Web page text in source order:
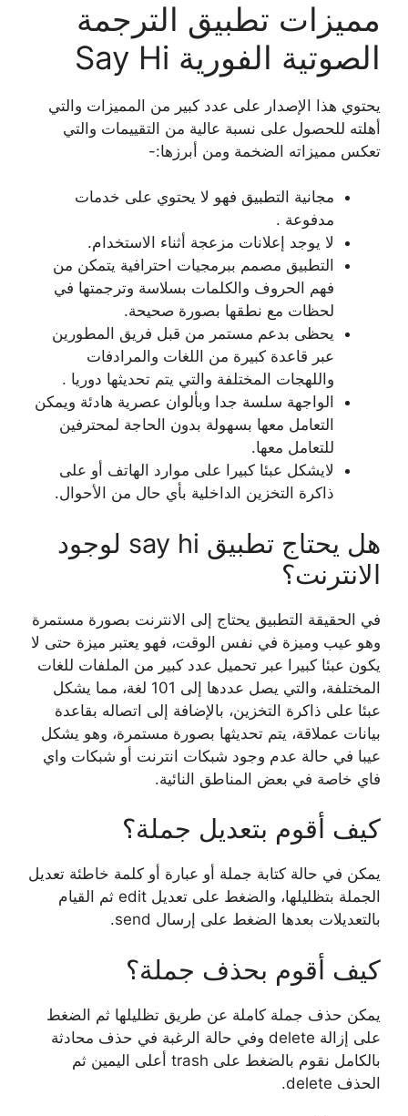
مميزات تطبيق الترجمة
الصوتية الفورية Say Hi
يحتوي هذا الإصدار على عدد كبير من المميزات والتي
أهلته للحصول على نسبة عالية من التقييمات والتي
تعكس مميزاته الضخمة ومن أبرزها:-
مجانية التطبيق فهو لا يحتوي على خدمات
مدفوعة .
لا يوجد إعلانات مزعجة أثناء الاستخدام.
التطبيق مصمم ببرمجيات احترافية يتمكن من
فهم الحروف والكلمات بسلاسة وترجمتها في
لحظات مع نطقها بصورة صحيحة.
يحظى بدعم مستمر من قبل فريق المطورين
عبر قاعدة كبيرة من اللغات والمرادفات
واللهجات المختلفة والتي يتم تحديثها دوريا .
الواجهة سلسة جدا وبألوان عصرية هادئة ويمكن
التعامل معها بسهولة بدون الحاجة لمحترفين
للتعامل معها.
لايشكل عبئا كبيرا على موارد الهاتف أو على
ذاكرة التخزين الداخلية بأي حال من الأحوال.
هل يحتاج تطبيق say hi لوجود
الانترنت؟
في الحقيقة التطبيق يحتاج إلى الانترنت بصورة مستمرة
وهو عيب وميزة في نفس الوقت، فهو يعتبر ميزة حتى لا
يكون عبئا كبيرا عبر تحميل عدد كبير من الملفات للغات
المختلفة، والتي يصل عددها إلى 101 لغة، مما يشكل
عبئا على ذاكرة التخزين، بالإضافة إلى اتصاله بقاعدة
بيانات عملاقة، يتم تحديثها بصورة مستمرة، وهو يشكل
عيبا في حالة عدم وجود شبكات انترنت أو شبكات واي
فاي خاصة في بعض المناطق النائية.
كيف أقوم بتعديل جملة؟
يمكن في حالة كتابة جملة أو عبارة أو كلمة خاطئة تعديل
الجملة بتظليلها، والضغط على تعديل edit ثم القيام
بالتعديلات بعدها الضغط على إرسال send.
كيف أقوم بحذف جملة؟
يمكن حذف جملة كاملة عن طريق تظليلها ثم الضغط
على إزالة delete وفي حالة الرغبة في حذف محادثة
بالكامل نقوم بالضغط على trash أعلى اليمين ثم
الحذف delete.